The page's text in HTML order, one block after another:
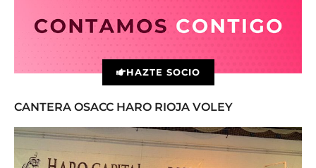
HAZTE SOCIO
CANTERA OSACC HARO RIOJA VOLEY